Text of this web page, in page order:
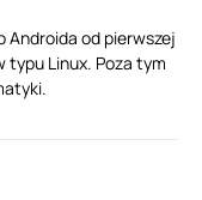
Androida od pierwszej
typu Linux. Poza tym